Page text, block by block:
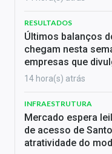
RESULTADOS
Últimos balanços
chegam nesta
empresas que
14 hora(s) atrás
INFRAESTRUTURA
Mercado espera
de acesso de
atratividade do